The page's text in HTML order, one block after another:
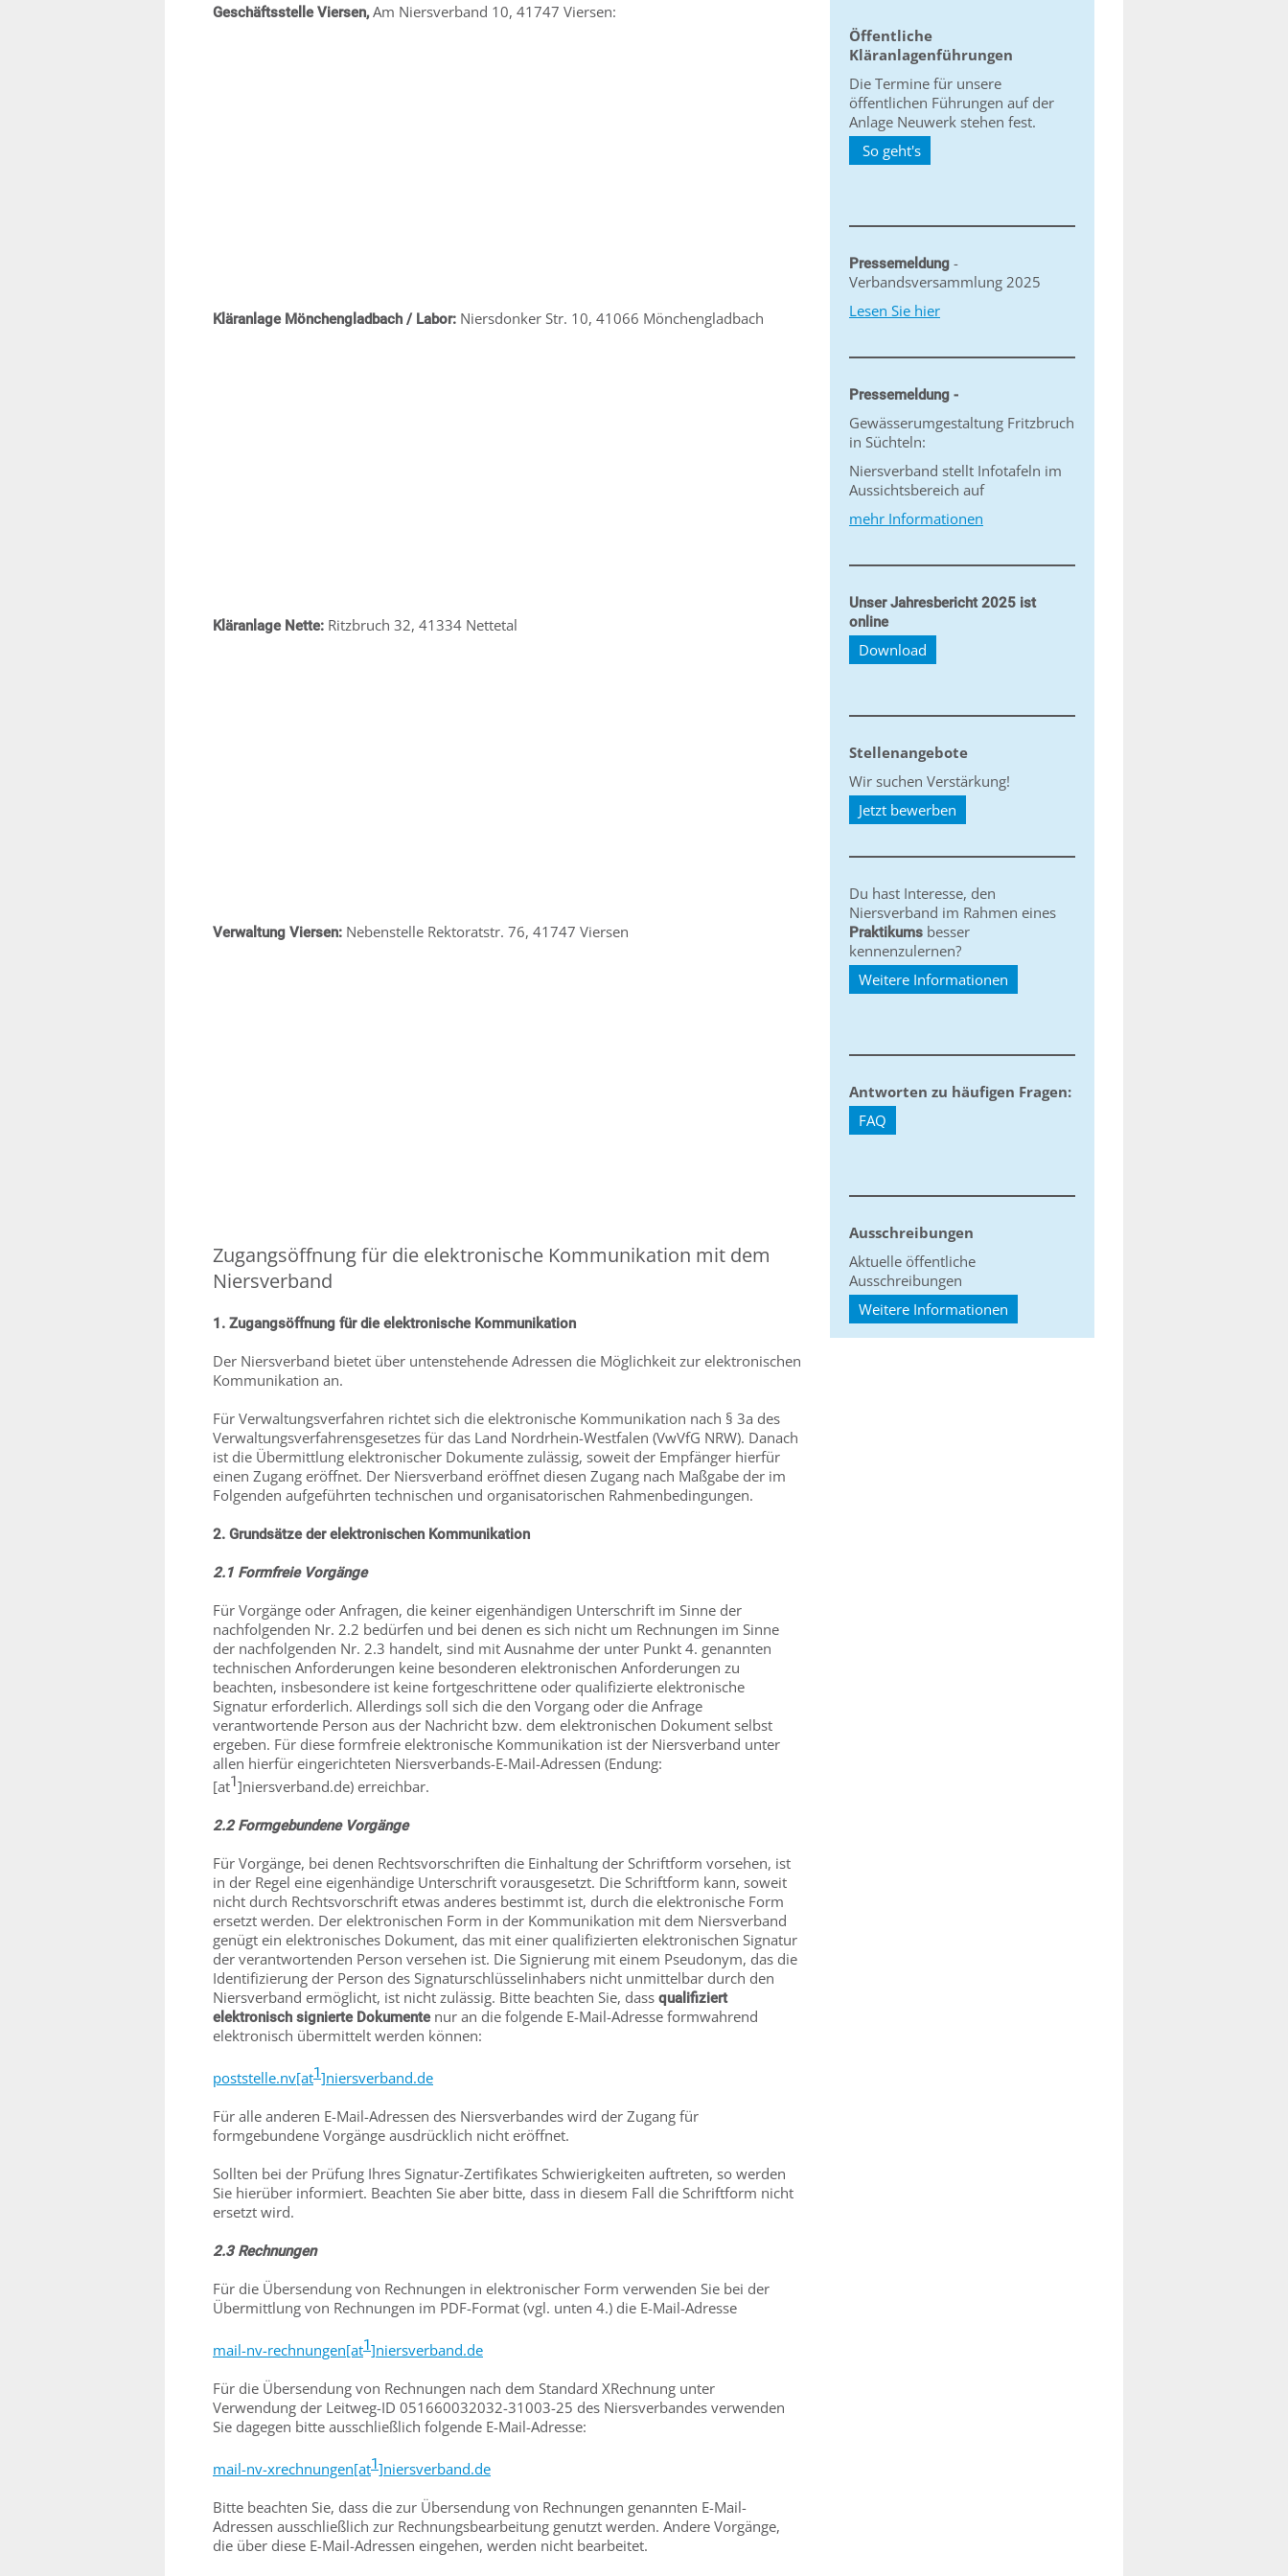
Geschäftsstelle Viersen,Am Niersverband 10, 41747 Viersen:
Kläranlage Mönchengladbach / Labor: Niersdonker Str. 10, 41066 Mönchengladbach
Kläranlage Nette: Ritzbruch 32, 41334 Nettetal
Verwaltung Viersen: Nebenstelle Rektoratstr. 76, 41747 Viersen
Zugangsöffnung für die elektronische Kommunikation mit dem
Niersverband
1. Zugangsöffnung für die elektronische Kommunikation
Der Niersverband bietet über untenstehende Adressen die Möglichkeit zur elektronischen
Kommunikation an.
Für Verwaltungsverfahren richtet sich die elektronische Kommunikation nach § 3a des
Verwaltungsverfahrensgesetzes für das Land Nordrhein-Westfalen (VwVfG NRW). Danach
ist die Übermittlung elektronischer Dokumente zulässig, soweit der Empfänger hierfür
einen Zugang eröffnet. Der Niersverband eröffnet diesen Zugang nach Maßgabe der im
Folgenden aufgeführten technischen und organisatorischen Rahmenbedingungen.
2. Grundsätze der elektronischen Kommunikation
2.1 Formfreie Vorgänge
Für Vorgänge oder Anfragen, die keiner eigenhändigen Unterschrift im Sinne der
nachfolgenden Nr. 2.2 bedürfen und bei denen es sich nicht um Rechnungen im Sinne
der nachfolgenden Nr. 2.3 handelt, sind mit Ausnahme der unter Punkt 4. genannten
technischen Anforderungen keine besonderen elektronischen Anforderungen zu
beachten, insbesondere ist keine fortgeschrittene oder qualifizierte elektronische
Signatur erforderlich. Allerdings soll sich die den Vorgang oder die Anfrage
verantwortende Person aus der Nachricht bzw. dem elektronischen Dokument selbst
ergeben. Für diese formfreie elektronische Kommunikation ist der Niersverband unter
allen hierfür eingerichteten Niersverbands-E-Mail-Adressen (Endung:
[at1]niersverband.de) erreichbar.
2.2 Formgebundene Vorgänge
Für Vorgänge, bei denen Rechtsvorschriften die Einhaltung der Schriftform vorsehen, ist
in der Regel eine eigenhändige Unterschrift vorausgesetzt. Die Schriftform kann, soweit
nicht durch Rechtsvorschrift etwas anderes bestimmt ist, durch die elektronische Form
ersetzt werden. Der elektronischen Form in der Kommunikation mit dem Niersverband
genügt ein elektronisches Dokument, das mit einer qualifizierten elektronischen Signatur
der verantwortenden Person versehen ist. Die Signierung mit einem Pseudonym, das die
Identifizierung der Person des Signaturschlüsselinhabers nicht unmittelbar durch den
Niersverband ermöglicht, ist nicht zulässig. Bitte beachten Sie, dass qualifiziert
elektronisch signierte Dokumentenur an die folgende E-Mail-Adresse formwahrend
elektronisch übermittelt werden können:
poststelle.nv[at1]niersverband.de
Für alle anderen E-Mail-Adressen des Niersverbandes wird der Zugang für
formgebundene Vorgänge ausdrücklich nicht eröffnet.
Sollten bei der Prüfung Ihres Signatur-Zertifikates Schwierigkeiten auftreten, so werden
Sie hierüber informiert. Beachten Sie aber bitte, dass in diesem Fall die Schriftform nicht
ersetzt wird.
2.3 Rechnungen
Für die Übersendung von Rechnungen in elektronischer Form verwenden Sie bei der
Übermittlung von Rechnungen im PDF-Format (vgl. unten 4.) die E-Mail-Adresse
mail-nv-rechnungen[at1]niersverband.de
Für die Übersendung von Rechnungen nach dem Standard XRechnung unter
Verwendung der Leitweg-ID 051660032032-31003-25 des Niersverbandes verwenden
Sie dagegen bitte ausschließlich folgende E-Mail-Adresse:
mail-nv-xrechnungen[at1]niersverband.de
Bitte beachten Sie, dass die zur Übersendung von Rechnungen genannten E-Mail-
Adressen ausschließlich zur Rechnungsbearbeitung genutzt werden. Andere Vorgänge,
die über diese E-Mail-Adressen eingehen, werden nicht bearbeitet.
Öffentliche
Kläranlagenführungen
Die Termine für unsere
öffentlichen Führungen auf der
Anlage Neuwerk stehen fest.
So geht's
Pressemeldung -
Verbandsversammlung 2025
Lesen Sie hier
Pressemeldung -
Gewässerumgestaltung Fritzbruch
in Süchteln:
Niersverband stellt Infotafeln im
Aussichtsbereich auf
mehr Informationen
Unser Jahresbericht 2025 ist
online
Download
Stellenangebote
Wir suchen Verstärkung!
Jetzt bewerben
Du hast Interesse, den
Niersverband im Rahmen eines
Praktikums besser
kennenzulernen?
Weitere Informationen
Antworten zu häufigen Fragen:
FAQ
Ausschreibungen
Aktuelle öffentliche
Ausschreibungen
Weitere Informationen